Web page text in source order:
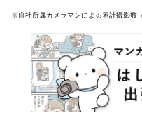
※自社所属カメラマンによる累計撮影数